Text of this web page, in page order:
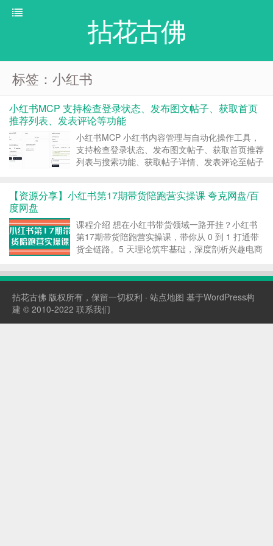
拈花古佛
标签：小红书
小红书MCP 支持检查登录状态、发布图文帖子、获取首页
推荐列表、发表评论等功能
小红书MCP 小红书内容管理与自动化操作工具，
支持检查登录状态、发布图文帖子、获取首页推荐
列表与搜索功能、获取帖子详情、发表评论至帖子
看，免费开源。 软件介绍： ❤️原文介绍 (https...
【资源分享】小红书第17期带货陪跑营实操课 夸克网盘/百
度网盘
课程介绍 想在小红书带货领域一路开挂？小红书
第17期带货陪跑营实操课，带你从 0 到 1 打通带
货全链路。5 天理论筑牢基础，深度剖析兴趣电商
量、测品等实操干货，不囤货不投流，手把手助你
...
拈花古佛 版权所有，保留一切权利 · 站点地图 基于WordPress构
建 © 2010-2022 联系我们